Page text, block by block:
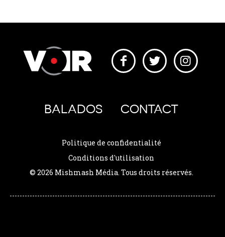
BALADOS CONTACT
Politique de confidentialité
Conditions d'utilisation
© 2026 Mishmash Média. Tous droits réservés.